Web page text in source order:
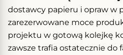
dostawcy papieru i opraw w
zarezerwowane moce
projektu w gotową kolejkę
zawsze trafia ostatecznie do